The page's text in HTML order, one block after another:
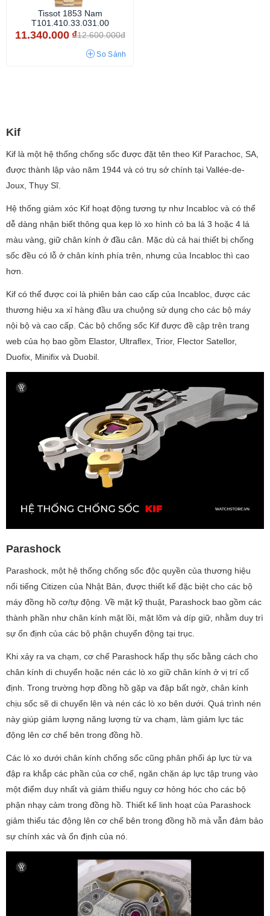
Tissot 1853 Nam
T101.410.33.031.00
11.340.000 ₫12.600.000đ
So Sánh
Kif
Kif là một hệ thống chống sốc được đặt tên theo Kif Parachoc, SA,
được thành lập vào năm 1944 và có trụ sở chính tại Vallée-de-
Joux, Thụy Sĩ.
Hệ thống giảm xóc Kif hoạt động tương tự như Incabloc và có thể
dễ dàng nhận biết thông qua kẹp lò xo hình cỏ ba lá 3 hoặc 4 lá
màu vàng, giữ chân kính ở đầu cân. Mặc dù cả hai thiết bị chống
sốc đều có lỗ ở chân kính phía trên, nhưng của Incabloc thì cao
hơn.
Kif có thể được coi là phiên bản cao cấp của Incabloc, được các
thương hiệu xa xỉ hàng đầu ưa chuộng sử dụng cho các bộ máy
nội bộ và cao cấp. Các bộ chống sốc Kif được đề cập trên trang
web của họ bao gồm Elastor, Ultraflex, Trior, Flector Satellor,
Duofix, Minifix và Duobil.
Parashock
Parashock, một hệ thống chống sốc độc quyền của thương hiệu
nổi tiếng Citizen của Nhật Bản, được thiết kế đặc biệt cho các bộ
máy đồng hồ cơ/tự động. Về mặt kỹ thuật, Parashock bao gồm các
thành phần như chân kính mặt lồi, mặt lõm và díp giữ, nhằm duy trì
sự ổn định của các bộ phận chuyển động tại trục.
Khi xảy ra va chạm, cơ chế Parashock hấp thụ sốc bằng cách cho
chân kính di chuyển hoặc nén các lò xo giữ chân kính ở vị trí cố
định. Trong trường hợp đồng hồ gặp va đập bất ngờ, chân kính
chịu sốc sẽ di chuyển lên và nén các lò xo bên dưới. Quá trình nén
này giúp giảm lượng năng lượng từ va chạm, làm giảm lực tác
động lên cơ chế bên trong đồng hồ.
Các lò xo dưới chân kính chống sốc cũng phân phối áp lực từ va
đập ra khắp các phần của cơ chế, ngăn chặn áp lực tập trung vào
một điểm duy nhất và giảm thiểu nguy cơ hỏng hóc cho các bộ
phận nhạy cảm trong đồng hồ. Thiết kế linh hoạt của Parashock
giảm thiểu tác động lên cơ chế bên trong đồng hồ mà vẫn đảm bảo
sự chính xác và ổn định của nó.